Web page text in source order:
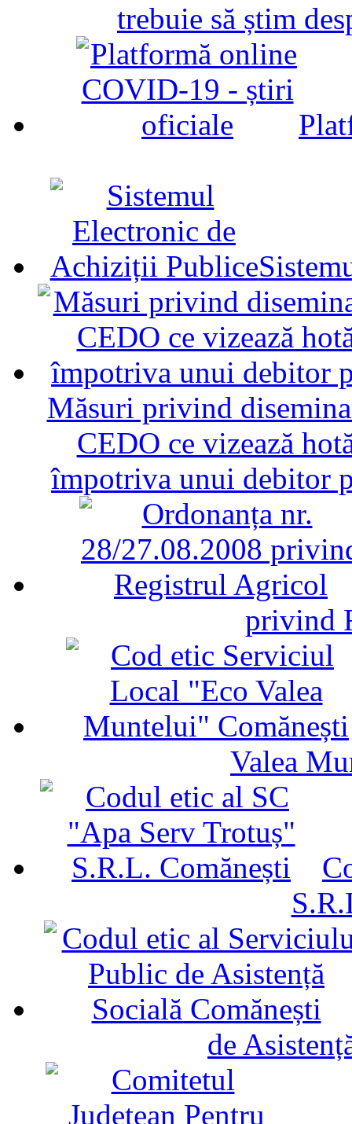
trebuie să știm
Măsuri privind
CEDO ce vizează
împotriva unui debitor
privind
Valea
de